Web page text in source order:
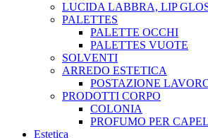
LUCIDA LABBRA, LIP
PALETTES
PALETTE OCCHI
PALETTES VUOTE
SOLVENTI
ARREDO ESTETICA
POSTAZIONE
PRODOTTI CORPO
COLONIA
PROFUMO PER
Estetica